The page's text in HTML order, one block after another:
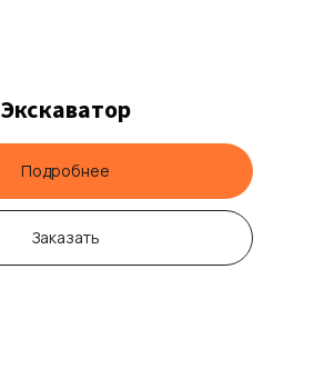
Экскаватор
Подробнее
Заказать